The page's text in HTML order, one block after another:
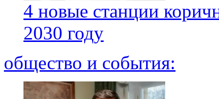
4 новые станции
2030 году
общество и события: